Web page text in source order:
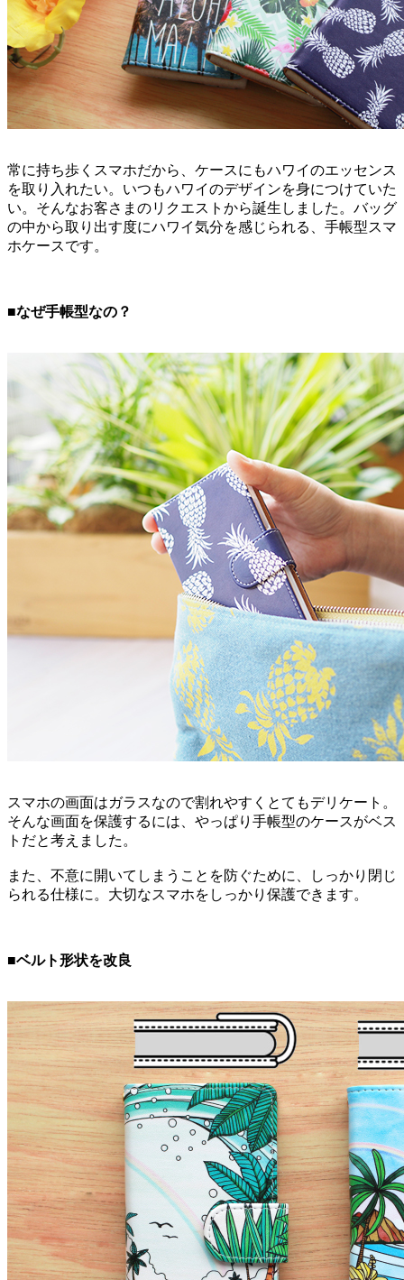
常に持ち歩くスマホだから、ケースにもハワイのエッセンス
を取り入れたい。いつもハワイのデザインを身につけていた
い。そんなお客さまのリクエストから誕生しました。バッグ
の中から取り出す度にハワイ気分を感じられる、手帳型スマ
ホケースです。
■なぜ手帳型なの？
スマホの画面はガラスなので割れやすくとてもデリケート。
そんな画面を保護するには、やっぱり手帳型のケースがベス
トだと考えました。
また、不意に開いてしまうことを防ぐために、しっかり閉じ
られる仕様に。大切なスマホをしっかり保護できます。
■ベルト形状を改良